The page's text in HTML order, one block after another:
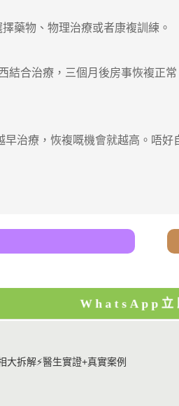
物、物理治療或者康複訓練。
合治療，三個月後房事恢複正常
治療，恢複嘅機會就越高。唔
WhatsApp立
拆解⚡醫生實證+真實案例